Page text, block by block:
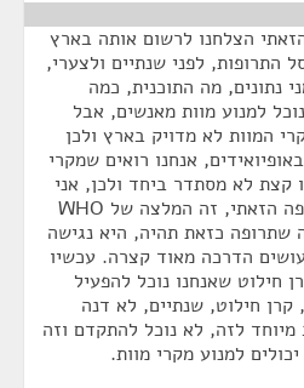
הצלחנו לרשום אותה בארץ
התרופות, לפני שנתיים ולצערי,
נתונים, מה התוכנית, כמה
למנוע מוות מאנשים, אבל
המוות לא מדויק בארץ ולכן
אנחנו רואים שמקרי
קצת לא מסתדר ביחד ולכן, אני
אנסה שוב להכניס את התרופה הזאתי, זה המלצה של WHO
שתרופה כזאת תהיה, היא נגישה
הדרכה מאוד קצרה. עכשיו
חילוט שאנחנו נוכל להפעיל
קרן חילוט, שנתיים, לא דנה
מיוחד לזה, לא נוכל להתקדם וזה
למנוע מקרי מוות.